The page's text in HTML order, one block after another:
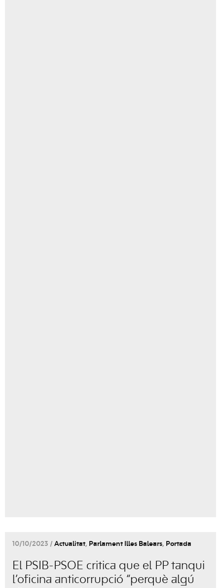
10/10/2023 / Actualitat, Parlament Illes Balears, Portada
El PSIB-PSOE critica que el PP tanqui
l’oficina anticorrupció “perquè algú